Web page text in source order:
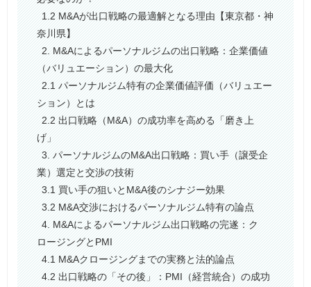
1.2 M&Aが出口戦略の最適解となる理由【東京都・神
奈川県】
2. M&Aによるパーソナルジムの出口戦略：企業価値
（バリュエーション）の最大化
2.1 パーソナルジム特有の企業価値評価（バリュエー
ション）とは
2.2 出口戦略（M&A）の成功率を高める「磨き上
げ」
3. パーソナルジムのM&A出口戦略：買い手（譲受企
業）選定と交渉の技術
3.1 買い手の狙いとM&A後のシナジー効果
3.2 M&A交渉におけるパーソナルジム特有の論点
4. M&Aによるパーソナルジム出口戦略の完遂：ク
ロージングとPMI
4.1 M&Aクロージングまでの実務と法的論点
4.2 出口戦略の「その後」：PMI（経営統合）の成功